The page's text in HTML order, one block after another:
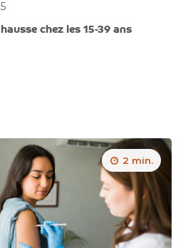
chez les 15-39 ans
2 min.